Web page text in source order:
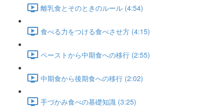
離乳食とそのときのルール (4:54)
食べる力をつける食べさせ方 (4:15)
ペーストから中期食への移行 (2:55)
中期食から後期食への移行 (2:02)
手づかみ食べの基礎知識 (3:25)